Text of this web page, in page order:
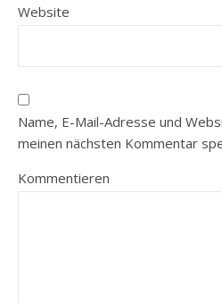
Website
Name, E-Mail-Adresse und
meinen nächsten Kommentar
Kommentieren